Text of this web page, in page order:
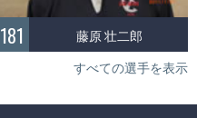
181 藤原 壮二郎
すべての選手を表示